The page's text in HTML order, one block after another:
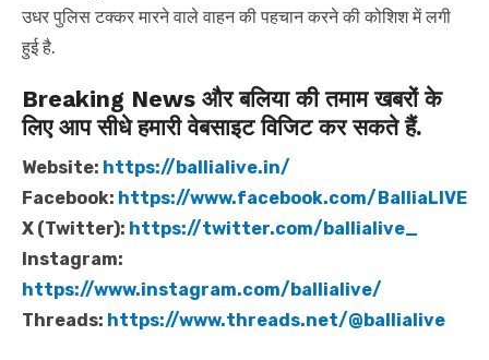
उधर पुलिस टक्कर मारने वाले वाहन की पहचान करने की कोशिश में लगी
हुई है.
Breaking News और बलिया की तमाम खबरों के
लिए आप सीधे हमारी वेबसाइट विजिट कर सकते हैं.
Website: https://ballialive.in/
Facebook: https://www.facebook.com/BalliaLIVE
X (Twitter): https://twitter.com/ballialive_
Instagram:
https://www.instagram.com/ballialive/
Threads: https://www.threads.net/@ballialive